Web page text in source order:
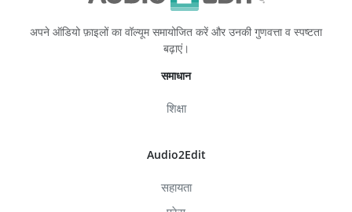
अपने ऑडियो फ़ाइलों का वॉल्यूम समायोजित करें और उनकी गुणवत्ता व स्पष्टता
बढ़ाएं।
समाधान
शिक्षा
Audio2Edit
सहायता